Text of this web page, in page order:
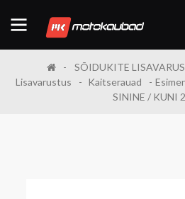
SÕIDUKITE
Lisavarustus
Kaitserauad
SININE / KUNI